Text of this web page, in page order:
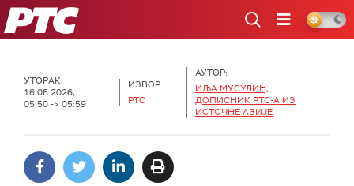
РТС
УТОРАК,
16.06.2026,
05:50 -> 05:59
ИЗВОР:
РТС
АУТОР:
ИЉА МУСУЛИН,
ДОПИСНИК РТС-А ИЗ
ИСТОЧНЕ АЗИЈЕ